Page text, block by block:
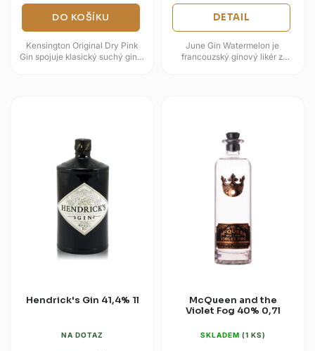
DO KOŠÍKU
Kensington Original Dry Pink
Gin spojuje klasický suchý gin s
DETAIL
June Gin Watermelon je
francouzský ginový likér z
Hendrick's Gin 41,4% 1l
NA DOTAZ
McQueen and the
Violet Fog 40% 0,7l
SKLADEM (1 KS)